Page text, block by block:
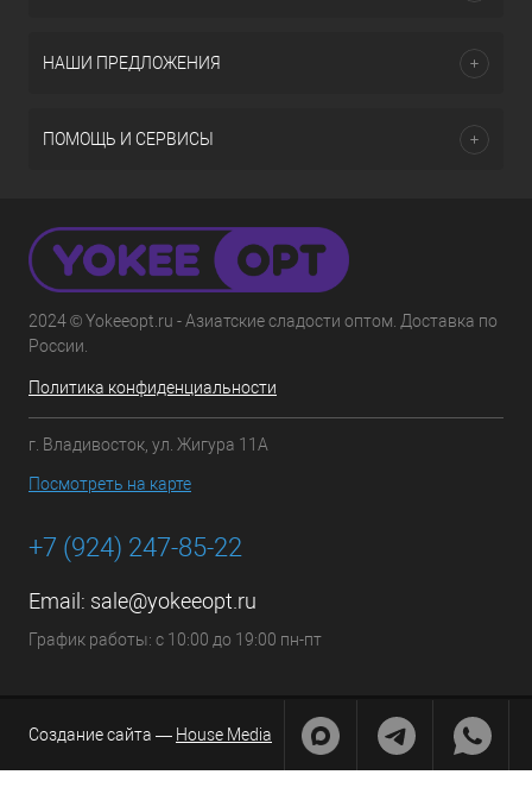
НАШИ ПРЕДЛОЖЕНИЯ
ПОМОЩЬ И СЕРВИСЫ
2024 © Yokeeopt.ru - Азиатские сладости оптом. Доставка по
России.
Политика конфиденциальности
г. Владивосток, ул. Жигура 11А
Посмотреть на карте
+7 (924) 247-85-22
Email: sale@yokeeopt.ru
График работы: с 10:00 до 19:00 пн-пт
Создание сайта — House Media